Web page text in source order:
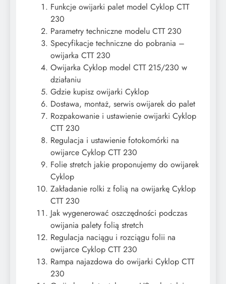
Funkcje owijarki palet model Cyklop CTT
230
​Parametry techniczne modelu CTT 230
Specyfikacje techniczne do pobrania –
owijarka CTT 230
Owijarka Cyklop model CTT 215/230 w
działaniu
Gdzie kupisz owijarki Cyklop
Dostawa, montaż, serwis owijarek do palet
Rozpakowanie i ustawienie owijarki Cyklop
CTT 230
​Regulacja i ustawienie fotokomórki na
owijarce Cyklop CTT 230
​Folie stretch jakie proponujemy do owijarek
Cyklop
​Zakładanie rolki z folią na owijarkę Cyklop
CTT 230
​Jak wygenerować oszczędności podczas
owijania palety folią stretch
​Regulacja naciągu i rozciągu folii na
owijarce Cyklop CTT 230
Rampa najazdowa do owijarki Cyklop CTT
230